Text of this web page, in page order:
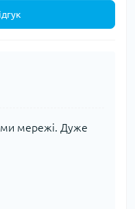
мережі. Дуже